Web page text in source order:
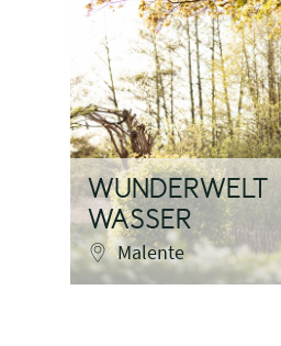
WUNDERWELT
WASSER
Malente